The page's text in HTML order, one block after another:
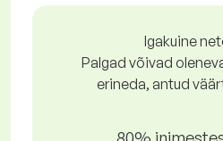
Igakuine
Palgad võivad
erineda, antud
80%